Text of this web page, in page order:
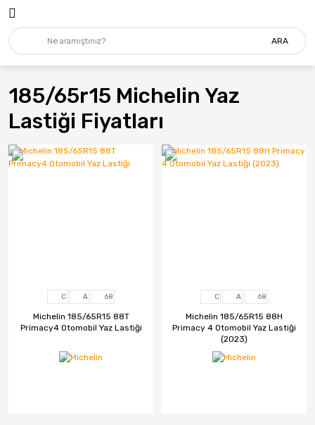
ARA
185/65r15 Michelin Yaz
Lastiği Fiyatları
C A 68
Michelin 185/65R15 88T
Primacy4 Otomobil Yaz Lastiği
C A 68
Michelin 185/65R15 88H
Primacy 4 Otomobil Yaz Lastiği
(2023)